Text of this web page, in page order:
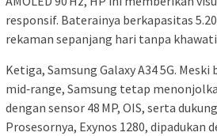
responsif. Baterainya berkapasitas
rekaman sepanjang hari tanpa
Ketiga, Samsung Galaxy A34 5G. Meski
mid‑range, Samsung tetap
dengan sensor 48 MP, OIS, serta
Prosesornya, Exynos 1280, dipadukan